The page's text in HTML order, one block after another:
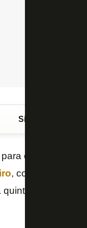
Siga o FogãoNET
o Palmeiras, o
, com 37 pontos.
feira (6), na